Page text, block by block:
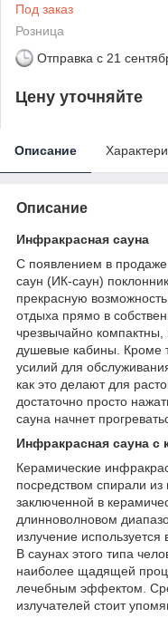
Под заказ
Розница
Отправка с 21
Цену уточняйте
Описание
Описание
Инфракрасная сауна
С появлением в
саун (ИК-саун)
прекрасную
отдыха прямо в
чрезвычайно
душевые кабины. Кроме
усилий для
как это делают для
достаточно просто
сауна начнет
Инфракрасная сауна с
Керамические
посредством спирали
заключенной в
длинноволновом
излучение используется
В саунах этого типа
наиболее щадящей
лечебным эффектом.
излучателей стоит